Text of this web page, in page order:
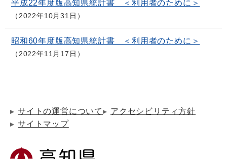
平成22年度版高知県統計書 ＜利用者のために＞
2022年10月31日
昭和60年度版高知県統計書 ＜利用者のために＞
2022年11月17日
サイトの運営について
アクセシビリティ方針
サイトマップ